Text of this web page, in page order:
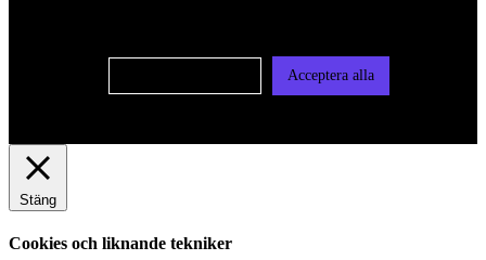
Acceptera alla
Stäng
Cookies och liknande tekniker